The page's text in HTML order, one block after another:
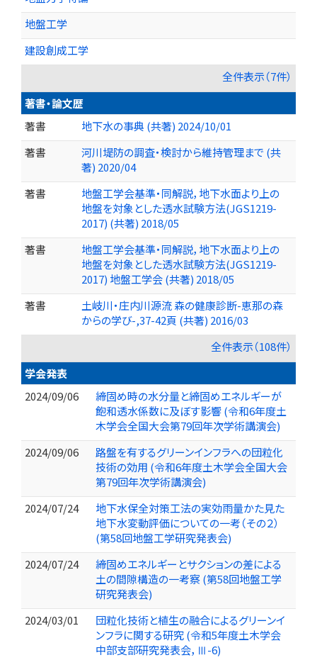
地盤工学
建設創成工学
全件表示（7件）
著書・論文歴
著書
地下水の事典 (共著) 2024/10/01
著書
河川堤防の調査・検討から維持管理まで (共
著) 2020/04
著書
地盤工学会基準・同解説，地下水面より上の
地盤を対象とした透水試験方法(JGS1219-
2017) (共著) 2018/05
著書
地盤工学会基準・同解説，地下水面より上の
地盤を対象とした透水試験方法(JGS1219-
2017) 地盤工学会 (共著) 2018/05
著書
土岐川・庄内川源流 森の健康診断-恵那の森
からの学び-,37-42頁 (共著) 2016/03
全件表示（108件）
学会発表
2024/09/06
締固め時の水分量と締固めエネルギーが
飽和透水係数に及ぼす影響 (令和6年度土
木学会全国大会第79回年次学術講演会)
2024/09/06
路盤を有するグリーンインフラへの団粒化
技術の効用 (令和6年度土木学会全国大会
第79回年次学術講演会)
2024/07/24
地下水保全対策工法の実効雨量かた見た
地下水変動評価についての一考（その２）
(第58回地盤工学研究発表会)
2024/07/24
締固めエネルギーとサクションの差による
土の間隙構造の一考察 (第58回地盤工学
研究発表会)
2024/03/01
団粒化技術と植生の融合によるグリーンイ
ンフラに関する研究 (令和5年度土木学会
中部支部研究発表会，Ⅲ-6)